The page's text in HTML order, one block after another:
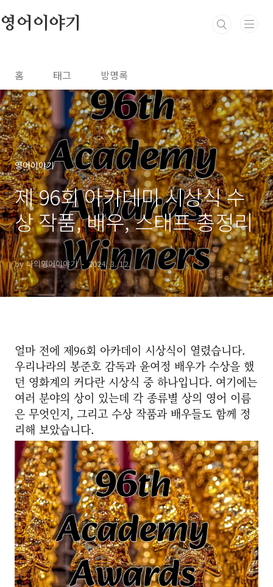
영어이야기
홈 태그 방명록
영어이야기
제 96회 아카데미 시상식 수
상 작품, 배우, 스태프 총정리
by 나의영어이야기 2024. 3. 12.
얼마 전에 제96회 아카데이 시상식이 열렸습니다.
우리나라의 봉준호 감독과 윤여정 배우가 수상을 했
던 영화계의 커다란 시상식 중 하나입니다. 여기에는
여러 분야의 상이 있는데 각 종류별 상의 영어 이름
은 무엇인지, 그리고 수상 작품과 배우들도 함께 정
리해 보았습니다.